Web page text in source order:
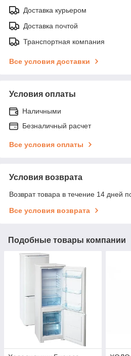
Доставка курьером
Доставка почтой
Транспортная компания
Все условия доставки
Условия оплаты
Наличными
Безналичный расчет
Все условия оплаты
Условия возврата
Возврат товара в течение 14 дней
Все условия возврата
Подобные товары компании